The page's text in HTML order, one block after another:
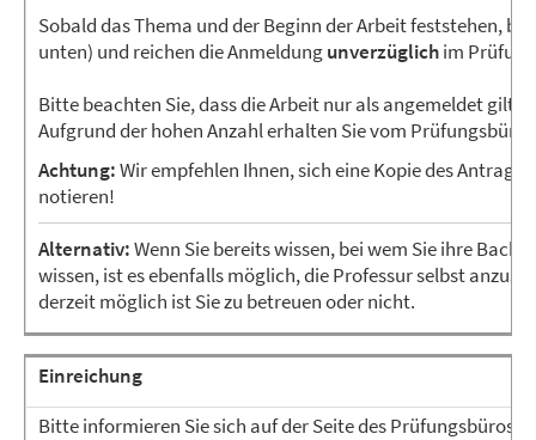
Sobald das Thema und der Beginn der Arbeit feststehen,
unten) und reichen die Anmeldungunverzüglichim
Bitte beachten Sie, dass die Arbeit nur als angemeldet gilt,
Aufgrund der hohen Anzahl erhalten Sie vom
Achtung:Wir empfehlen Ihnen, sich eine Kopie des
notieren!
Alternativ:Wenn Sie bereits wissen, bei wem Sie ihre
wissen, ist es ebenfalls möglich, die Professur selbst
derzeit möglich ist Sie zu betreuen oder nicht.
Einreichung
Bitte informieren Sie sich auf der Seite des Prüfungsbüros